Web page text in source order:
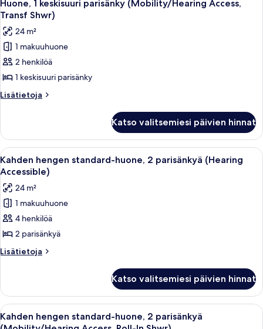
kaikki
huonetyypin
Huone,
keskisuuri
parisänky
(Mobility/Hearing
Shwr)
kuvat
Huone, 1 keskisuuri parisänky (Mobility/Hearing Access,
Transf Shwr)
24 m²
1 makuuhuone
2 henkilöä
1 keskisuuri parisänky
Lisätietoja
Lisätietoja
keskisuuri
parisänky
(Mobility/Hearing
Access,
Shwr)
Katso valitsemiesi päivien hinnat
Avaa
kaikki
huonetyypin
Kahden
hengen
standard-
huone,
2
Accessible)
kuvat
Hotellihuone, jossa on kaksi
8
Kahden hengen standard-huone, 2 parisänkyä (Hearing
Accessible)
24 m²
1 makuuhuone
4 henkilöä
2 parisänkyä
Lisätietoja
Lisätietoja
standard-
huone,
2
parisänkyä
Katso valitsemiesi päivien hinnat
Avaa
kaikki
Hotellihuone, jossa on kaksi
8
Kahden hengen standard-huone, 2 parisänkyä